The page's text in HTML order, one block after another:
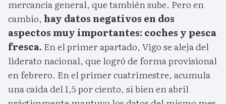
mercancía general, que también sube. Pero en
cambio, hay datos negativos en dos
aspectos muy importantes: coches y pesca
fresca. En el primer apartado, Vigo se aleja del
liderato nacional, que logró de forma provisional
en febrero. En el primer cuatrimestre, acumula
una caída del 1,5 por ciento, si bien en abril